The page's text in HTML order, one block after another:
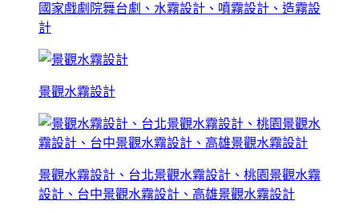
國家戲劇院舞台劇、水霧設計、噴霧設計、造霧設
計
景觀水霧設計
景觀水霧設計、台北景觀水霧設計、桃園景觀水霧
設計、台中景觀水霧設計、高雄景觀水霧設計